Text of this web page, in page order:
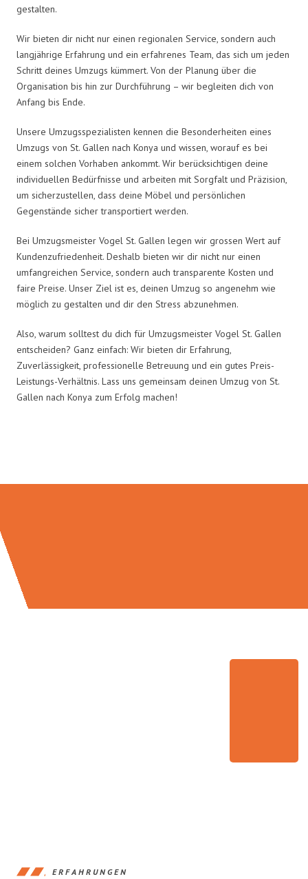
gestalten.
Wir bieten dir nicht nur einen regionalen Service, sondern auch
langjährige Erfahrung und ein erfahrenes Team, das sich um jeden
Schritt deines Umzugs kümmert. Von der Planung über die
Organisation bis hin zur Durchführung – wir begleiten dich von
Anfang bis Ende.
Unsere Umzugsspezialisten kennen die Besonderheiten eines
Umzugs von St. Gallen nach Konya und wissen, worauf es bei
einem solchen Vorhaben ankommt. Wir berücksichtigen deine
individuellen Bedürfnisse und arbeiten mit Sorgfalt und Präzision,
um sicherzustellen, dass deine Möbel und persönlichen
Gegenstände sicher transportiert werden.
Bei Umzugsmeister Vogel St. Gallen legen wir grossen Wert auf
Kundenzufriedenheit. Deshalb bieten wir dir nicht nur einen
umfangreichen Service, sondern auch transparente Kosten und
faire Preise. Unser Ziel ist es, deinen Umzug so angenehm wie
möglich zu gestalten und dir den Stress abzunehmen.
Also, warum solltest du dich für Umzugsmeister Vogel St. Gallen
entscheiden? Ganz einfach: Wir bieten dir Erfahrung,
Zuverlässigkeit, professionelle Betreuung und ein gutes Preis-
Leistungs-Verhältnis. Lass uns gemeinsam deinen Umzug von St.
Gallen nach Konya zum Erfolg machen!
ERFAHRUNGEN